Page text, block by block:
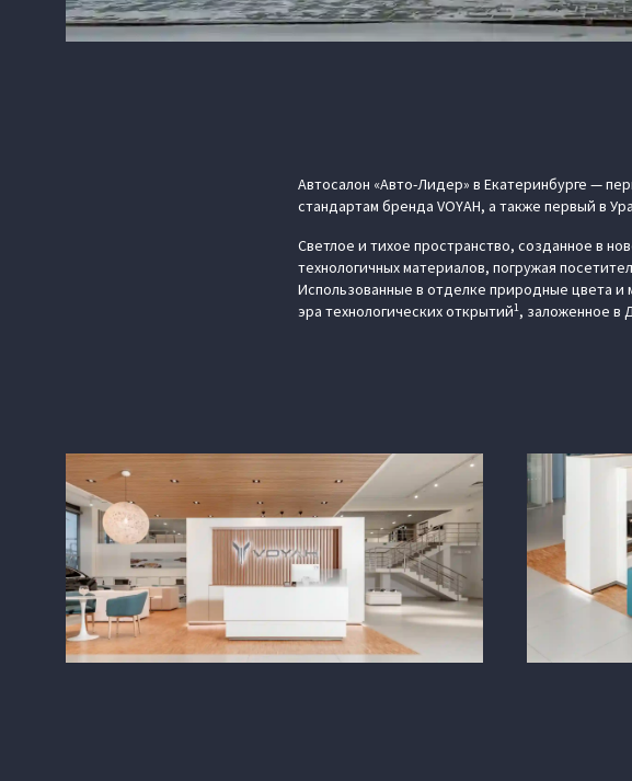
Автосалон «Авто-Лидер» в Екатеринбурге —
стандартам бренда VOYAH, а также первый в
Светлое и тихое пространство, созданное в
технологичных материалов, погружая
Использованные в отделке природные цвета
эра технологических открытий1, заложенное в